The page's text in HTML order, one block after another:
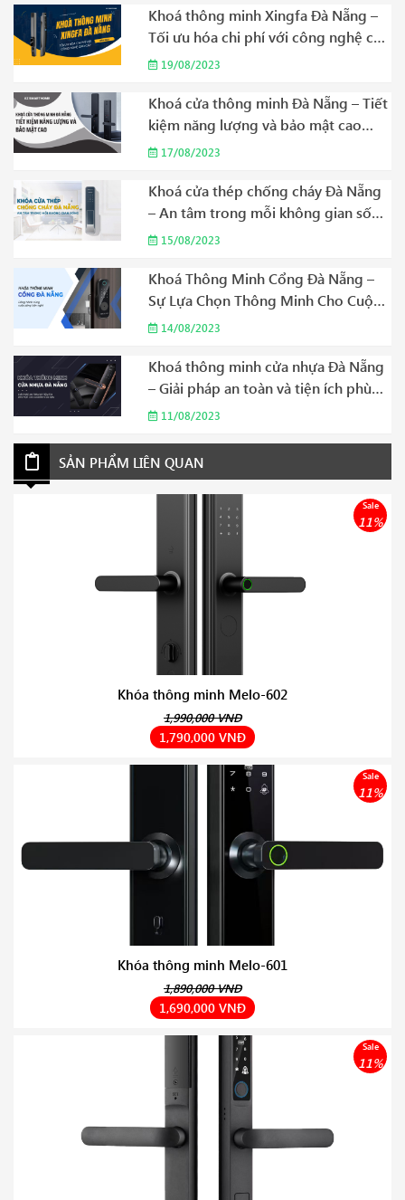
Khoá thông minh Xingfa Đà Nẵng –
Tối ưu hóa chi phí với công nghệ cao
cấp Năm 2023
19/08/2023
Khoá cửa thông minh Đà Nẵng – Tiết
kiệm năng lượng và bảo mật cao
Năm 2023
17/08/2023
Khoá cửa thép chống cháy Đà Nẵng
– An tâm trong mỗi không gian sống
Năm 2023
15/08/2023
Khoá Thông Minh Cổng Đà Nẵng –
Sự Lựa Chọn Thông Minh Cho Cuộc
Sống Hiện Đại Năm 2023
14/08/2023
Khoá thông minh cửa nhựa Đà Nẵng
– Giải pháp an toàn và tiện ích phù
hợp cho gia đình của bạn Năm 2023
11/08/2023
SẢN PHẨM LIÊN QUAN
Khóa thông minh Melo-602
Sale
11%
1,990,000 VNĐ
1,790,000 VNĐ
Khóa thông minh Melo-601
Sale
11%
1,890,000 VNĐ
1,690,000 VNĐ
Sale
11%